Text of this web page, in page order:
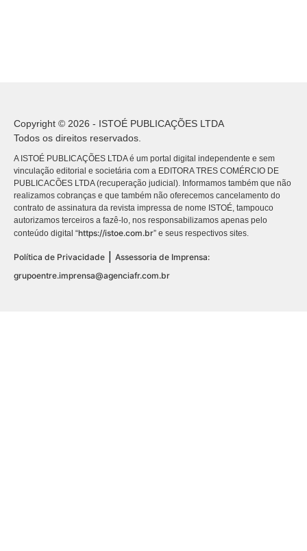
Copyright © 2026 - ISTOÉ PUBLICAÇÕES LTDA
Todos os direitos reservados.
A ISTOÉ PUBLICAÇÕES LTDA é um portal digital independente e sem
vinculação editorial e societária com a EDITORA TRES COMÉRCIO DE
PUBLICACÕES LTDA (recuperação judicial). Informamos também que não
realizamos cobranças e que também não oferecemos cancelamento do
contrato de assinatura da revista impressa de nome ISTOÉ, tampouco
autorizamos terceiros a fazê-lo, nos responsabilizamos apenas pelo
conteúdo digital “https://istoe.com.br” e seus respectivos sites.
Política de Privacidade
Assessoria de Imprensa:
grupoentre.imprensa@agenciafr.com.br